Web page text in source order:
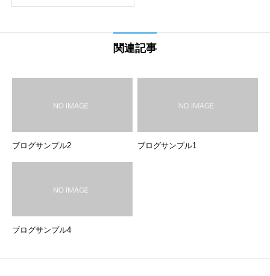
関連記事
ブログサンプル2 ブログサンプル1
ブログサンプル4